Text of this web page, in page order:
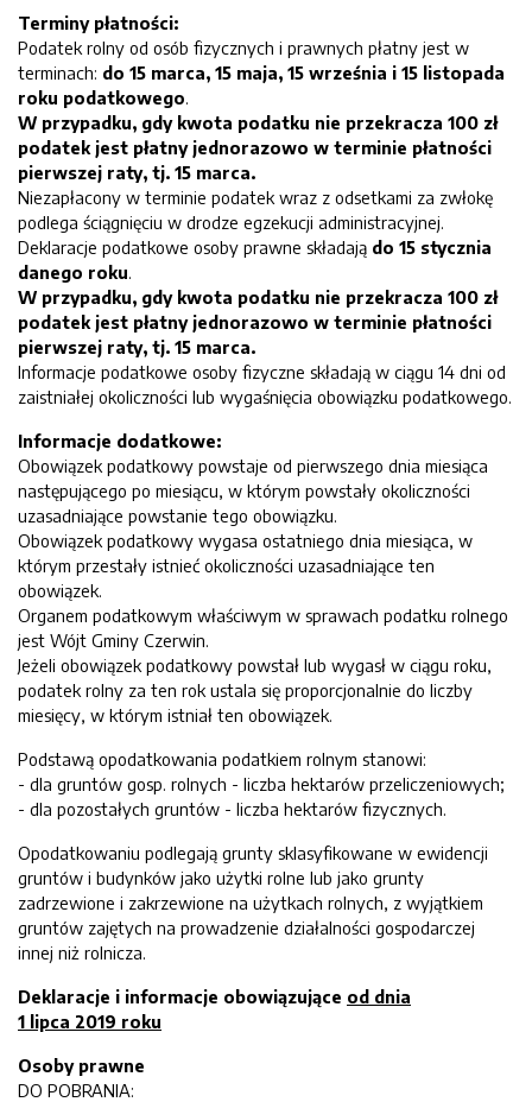
Terminy płatności:
Podatek rolny od osób fizycznych i prawnych płatny jest w
terminach: do 15 marca, 15 maja, 15 września i 15 listopada
roku podatkowego.
W przypadku, gdy kwota podatku nie przekracza 100 zł
podatek jest płatny jednorazowo w terminie płatności
pierwszej raty, tj. 15 marca.
Niezapłacony w terminie podatek wraz z odsetkami za zwłokę
podlega ściągnięciu w drodze egzekucji administracyjnej.
Deklaracje podatkowe osoby prawne składają do 15 stycznia
danego roku.
W przypadku, gdy kwota podatku nie przekracza 100 zł
podatek jest płatny jednorazowo w terminie płatności
pierwszej raty, tj. 15 marca.
Informacje podatkowe osoby fizyczne składają w ciągu 14 dni od
zaistniałej okoliczności lub wygaśnięcia obowiązku podatkowego.
Informacje dodatkowe:
Obowiązek podatkowy powstaje od pierwszego dnia miesiąca
następującego po miesiącu, w którym powstały okoliczności
uzasadniające powstanie tego obowiązku.
Obowiązek podatkowy wygasa ostatniego dnia miesiąca, w
którym przestały istnieć okoliczności uzasadniające ten
obowiązek.
Organem podatkowym właściwym w sprawach podatku rolnego
jest Wójt Gminy Czerwin.
Jeżeli obowiązek podatkowy powstał lub wygasł w ciągu roku,
podatek rolny za ten rok ustala się proporcjonalnie do liczby
miesięcy, w którym istniał ten obowiązek.
Podstawą opodatkowania podatkiem rolnym stanowi:
- dla gruntów gosp. rolnych - liczba hektarów przeliczeniowych;
- dla pozostałych gruntów - liczba hektarów fizycznych.
Opodatkowaniu podlegają grunty sklasyfikowane w ewidencji
gruntów i budynków jako użytki rolne lub jako grunty
zadrzewione i zakrzewione na użytkach rolnych, z wyjątkiem
gruntów zajętych na prowadzenie działalności gospodarczej
innej niż rolnicza.
Deklaracje i informacje obowiązujące od dnia
1 lipca 2019 roku
Osoby prawne
DO POBRANIA: